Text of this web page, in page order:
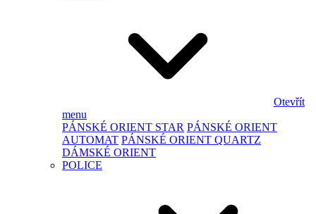
Otevřít
menu
PÁNSKÉ ORIENT STAR PÁNSKÉ ORIENT
AUTOMAT PÁNSKÉ ORIENT QUARTZ
DÁMSKÉ ORIENT
POLICE